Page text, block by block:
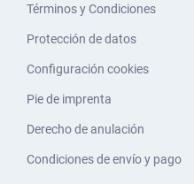
Términos y Condiciones
Protección de datos
Configuración cookies
Pie de imprenta
Derecho de anulación
Condiciones de envío y pago